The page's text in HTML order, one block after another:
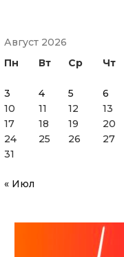
Август 2026
Пн
Вт Ср Чт
3
4 5 6
10
11 12 13
17
18 19 20
24
25 26 27
31
« Июл